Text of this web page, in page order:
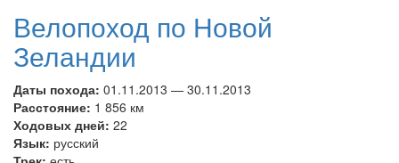
Велопоход по Новой
Зеландии
Даты похода: 01.11.2013 — 30.11.2013
Расстояние: 1 856 км
Ходовых дней: 22
Язык: русский